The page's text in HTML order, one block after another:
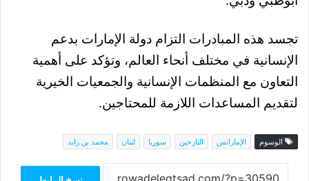
تجسد هذه المبادرات التزام دولة الإمارات بدعم
الإنسانية في مختلف أنحاء العالم، وتؤكد على أهمية
التعاون مع المنظمات الإنسانية والجمعيات الخيرية
لتقديم المساعدات اللازمة للمحتاجين.
الوسوم الإماراتس النازحين سوريا لننان محمد بن زايد